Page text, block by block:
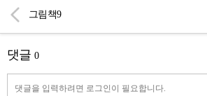
그림책9
댓글 0